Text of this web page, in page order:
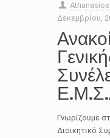
Δεκεμβρίου,
Γνωρίζουμε
Διοικητικό